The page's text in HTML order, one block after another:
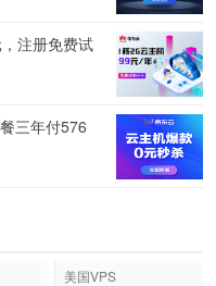
注册免费试
三年付576
美国VPS